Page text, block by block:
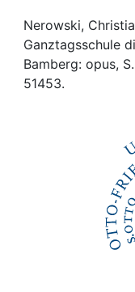
Awards
Nerowski,
Ganztagsschule
Bamberg: opus,
51453.